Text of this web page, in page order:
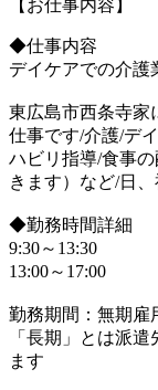
【お仕事内容】
◆仕事内容
デイケアでの介
東広島市西条寺家
仕事です/介護/デ
ハビリ指導/食事
きます）など/日
◆勤務時間詳細
9:30～13:30
13:00～17:00
勤務期間：無期雇
「長期」とは派
ます